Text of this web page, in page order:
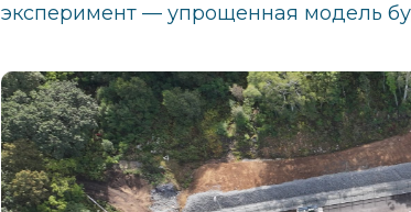
эксперимент — упрощенная модель